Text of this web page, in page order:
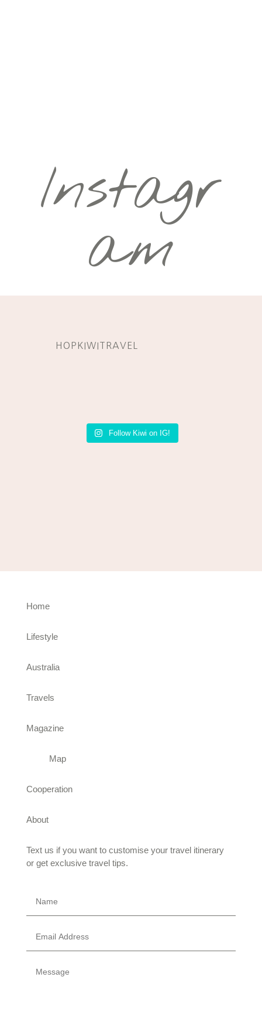
Instagr
am
HOPKIWITRAVEL
Follow Kiwi on IG!
Home
Lifestyle
Australia
Travels
Magazine
Map
Cooperation
About
Text us if you want to customise your travel itinerary
or get exclusive travel tips.